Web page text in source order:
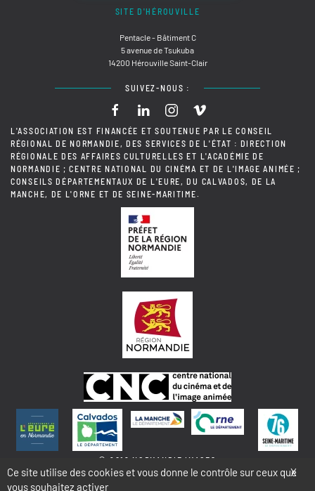
SITE D'HÉROUVILLE
Pentacle - Bâtiment C
5 avenue de Tsukuba
14200 Hérouville Saint-Clair
SUIVEZ-NOUS :
L'ASSOCIATION EST FINANCÉE ET SOUTENUE PAR LE CONSEIL
RÉGIONAL DE NORMANDIE, DES SERVICES DE L'ÉTAT : DIRECTION
RÉGIONALE DES AFFAIRES CULTURELLES ET L'ACADÉMIE DE
NORMANDIE ; CENTRE NATIONAL DU CINÉMA ET DE L'IMAGE ANIMÉE ;
CONSEILS DÉPARTEMENTAUX DE L'EURE, DU CALVADOS, DE LA
MANCHE, DE L'ORNE ET DE SEINE-MARITIME.
© 2018 NORMANDIE IMAGES
X
Ce site utilise des cookies et vous donne le contrôle sur ceux que
vous souhaitez activer